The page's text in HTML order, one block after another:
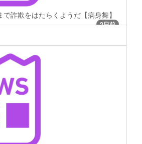
詐欺をはたらくようだ【病身舞】
2日前